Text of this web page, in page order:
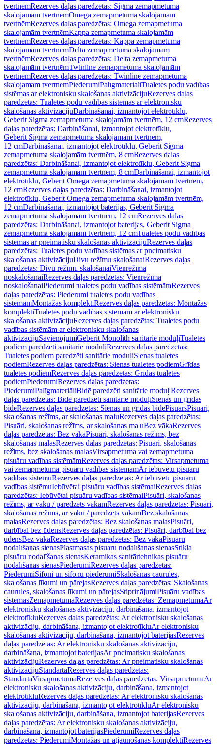
tvertnēmRezerves daļas paredzētas: Sigma zemapmetuma
skalojamām tvertnēmOmega zemapmetuma skalojamām
tvertnēmRezerves daļas paredzētas: Omega zemapmetuma
skalojamām tvertnēmKappa zemapmetuma skalojamām
tvertnēmRezerves daļas paredzētas: Kappa zemapmetuma
skalojamām tvertnēmDelta zemapmetuma skalojamām
tvertnēmRezerves daļas paredzētas: Delta zemapmetuma
skalojamām tvertnēmTwinline zemapmetuma skalojamām
tvertnēmRezerves daļas paredzētas: Twinline zemapmetuma
skalojamām tvertnēmPiederumiPalīgmateriāliTualetes podu vadības
sistēmas ar elektronisku skalošanas aktivizācijuRezerves daļas
paredzētas: Tualetes podu vadības sistēmas ar elektronisku
skalošanas aktivizācijuDarbināšanai, izmantojot elektrotīklu,
Geberit Sigma zemapmetuma skalojamām tvertnēm, 12 cmRezerves
daļas paredzētas: Darbināšanai, izmantojot elektrotīklu,
Geberit Sigma zemapmetuma skalojamām tvertnēm,
12 cmDarbināšanai, izmantojot elektrotīklu, Geberit Sigma
zemapmetuma skalojamām tvertnēm, 8 cmRezerves daļas
paredzētas: Darbināšanai, izmantojot elektrotīklu, Geberit Sigma
zemapmetuma skalojamām tvertnēm, 8 cmDarbināšanai, izmantojot
elektrotīklu, Geberit Omega zemapmetuma skalojamām tvertnēm,
12 cmRezerves daļas paredzētas: Darbināšanai, izmantojot
elektrotīklu, Geberit Omega zemapmetuma skalojamām tvertnēm,
12 cmDarbināšanai, izmantojot baterijas, Geberit Sigma
zemapmetuma skalojamām tvertnēm, 12 cmRezerves daļas
paredzētas: Darbināšanai, izmantojot baterijas, Geberit Sigma
zemapmetuma skalojamām tvertnēm, 12 cmTualetes podu vadības
sistēmas ar pneimatisku skalošanas aktivizācijuRezerves daļas
paredzētas: Tualetes podu vadības sistēmas ar pneimatisku
skalošanas aktivizācijuDivu režīmu skalošanaiRezerves daļas
paredzētas: Divu režīmu skalošanaiVienrežīma
noskalošanaiRezerves daļas paredzētas: Vienrežīma
noskalošanaiPiederumi tualetes podu vadības sistēmāmRezerves
daļas paredzētas: Piederumi tualetes podu vadības
sistēmāmMontāžas komplektiRezerves daļas paredzētas: Montāžas
komplektiTualetes podu vadības sistēmām ar elektronisku
skalošanas aktivizācijuRezerves daļas paredzētas: Tualetes podu
vadības sistēmām ar elektronisku skalošanas
aktivizācijuSavienojumiGeberit Monolith sanitārie moduļiTualetes
podiem paredzēti sanitārie moduļiRezerves daļas paredzētas:
Tualetes podiem paredzēti sanitārie moduļiSienas tualetes
podiemRezerves daļas paredzētas: Sienas tualetes podiemGrīdas
tualetes podiemRezerves daļas paredzētas: Grīdas tualetes
podiemPiederumiRezerves daļas paredzētas:
PiederumiPalīgmateriāliBidē paredzēti sanitārie moduļiRezerves
daļas paredzētas: Bidē paredzēti sanitārie moduļiSienas un grīdas
bidēRezerves daļas paredzētas: Sienas un grīdas bidēPisuārsPisuāri,
skalošanas režīms, ar skalošanas maluRezerves daļas paredzētas:
Pisuāri, skalošanas režīms, ar skalošanas maluBez vākaRezerves
daļas paredzētas: Bez vākaPisuāri, skalošanas režīms, bez
skalošanas malasRezerves daļas paredzētas: Pisuāri, skalošanas
režīms, bez skalošanas malasVirsapmetuma vai zemapmetuma
pisuāru vadības sistēmāmRezerves daļas paredzētas: Virsapmetuma
vai zemapmetuma pisuāru vadības sistēmāmAr iebūvētu pisuāru
vadības sistēmuRezerves daļas paredzētas: Ar iebūvētu pisuāru
vadības sistēmuIebūvētai pisuāru vadības sistēmaiRezerves daļas
paredzētas: Iebūvētai pisuāru vadības sistēmaiPisuāri, skalošanas
režīms, ar vāku / paredzēts vākamRezerves daļas paredzētas: Pisuāri,
skalošanas režīms, ar vāku / paredzēts vākamBez skalošanas
malasRezerves daļas paredzētas: Bez skalošanas malasPisuāri,
darbībai bez ūdensRezerves daļas paredzētas: Pisuāri, darbībai bez
ūdensBez vākaRezerves daļas paredzētas: Bez vākaPisuāru
nodalīšanas sienasPlastmasas pisuāru nodalīšanas sienasStikla
pisuāru nodalīšanas sienasKeramikas sanitārtehnikas pisuāru
nodalīšanas sienasPiederumiRezerves daļas paredzētas:
PiederumiSifoni un sifonu piederumiSkalošanas caurules,
skalošanas līkumi un pārejasRezerves daļas paredzētas: Skalošanas
caurules, skalošanas līkumi un pārejasStiprinājumiPisuāru vadības
sistēmasZemapmetumaRezerves daļas paredzētas: ZemapmetumaAr
elektronisku skalošanas aktivizāciju, darbināšana, izmantojot
elektrotīkluRezerves daļas paredzētas: Ar elektronisku skalošanas
aktivizāciju, darbināšana, izmantojot elektrotīkluAr elektronisku
skalošanas aktivizāciju, darbināšana, izmantojot baterijasRezerves
daļas paredzētas: Ar elektronisku skalošanas aktivizāciju,
darbināšana, izmantojot baterijasAr pneimatisku skalošanas
aktivizācijuRezerves daļas paredzētas: Ar pneimatisku skalošanas
aktivizācijuStandartaRezerves daļas paredzētas:
StandartaVirsapmetumaRezerves daļas paredzētas: VirsapmetumaAr
elektronisku skalošanas aktivizāciju, darbināšana, izmantojot
elektrotīkluRezerves daļas paredzētas: Ar elektronisku skalošanas
aktivizāciju, darbināšana, izmantojot elektrotīkluAr elektronisku
skalošanas aktivizāciju, darbināšana, izmantojot baterijasRezerves
daļas paredzētas: Ar elektronisku skalošanas aktivizāciju,
darbināšana, izmantojot baterijasPiederumiRezerves daļas
paredzētas: PiederumiMontāžas un atjaunošanas komplektiRezerves